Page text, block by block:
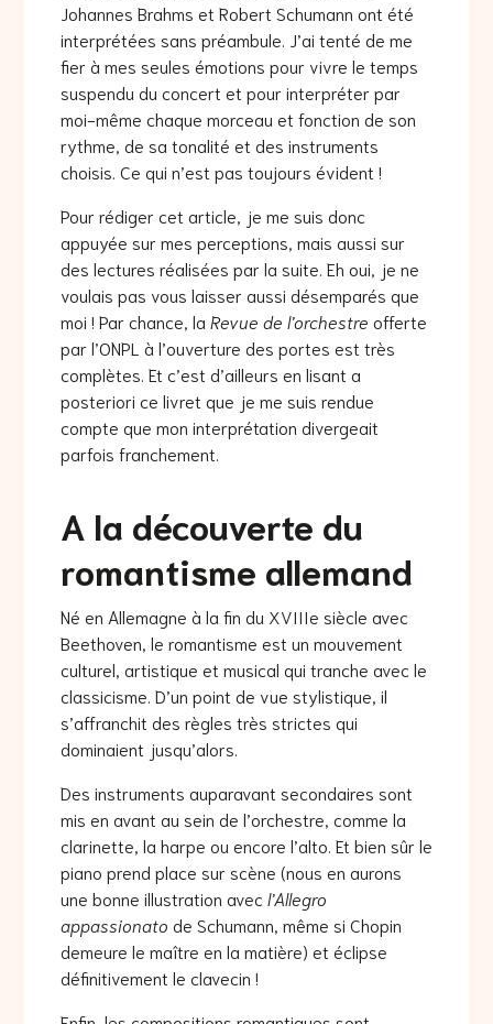
Johannes Brahms et Robert Schumann ont été
interprétées sans préambule. J’ai tenté de me
fier à mes seules émotions pour vivre le temps
suspendu du concert et pour interpréter par
moi-même chaque morceau et fonction de son
rythme, de sa tonalité et des instruments
choisis. Ce qui n’est pas toujours évident !
Pour rédiger cet article, je me suis donc
appuyée sur mes perceptions, mais aussi sur
des lectures réalisées par la suite. Eh oui, je ne
voulais pas vous laisser aussi désemparés que
moi ! Par chance, la Revue de l’orchestre offerte
par l’ONPL à l’ouverture des portes est très
complètes. Et c’est d’ailleurs en lisant a
posteriori ce livret que je me suis rendue
compte que mon interprétation divergeait
parfois franchement.
A la découverte du
romantisme allemand
Né en Allemagne à la fin du XVIIIe siècle avec
Beethoven, le romantisme est un mouvement
culturel, artistique et musical qui tranche avec le
classicisme. D’un point de vue stylistique, il
s’affranchit des règles très strictes qui
dominaient jusqu’alors.
Des instruments auparavant secondaires sont
mis en avant au sein de l’orchestre, comme la
clarinette, la harpe ou encore l’alto. Et bien sûr le
piano prend place sur scène (nous en aurons
une bonne illustration avec l’Allegro
appassionato de Schumann, même si Chopin
demeure le maître en la matière) et éclipse
définitivement le clavecin !